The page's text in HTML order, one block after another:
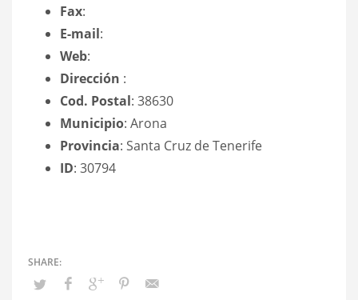
Fax:
E-mail:
Web:
Dirección :
Cod. Postal: 38630
Municipio: Arona
Provincia: Santa Cruz de Tenerife
ID: 30794